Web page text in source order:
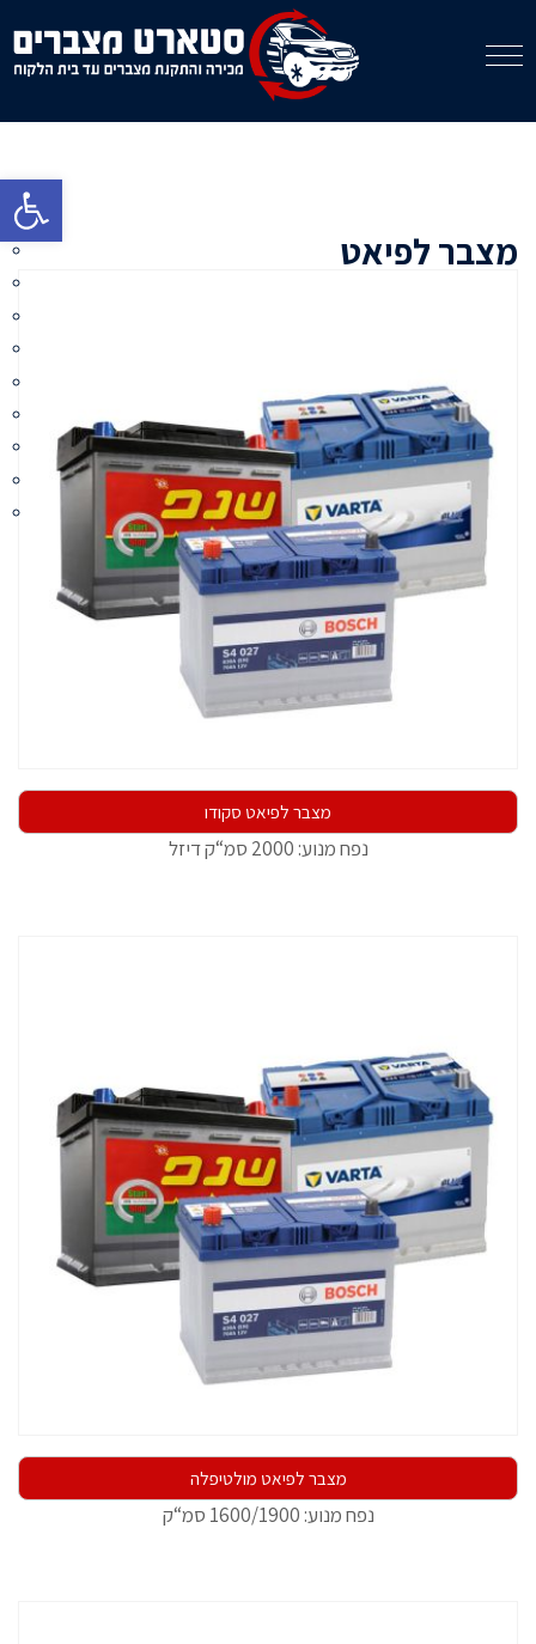
פתח
מצבר לפיאט
מצבר לפיאט סקודו
נפח מנוע: 2000 סמ“ק דיזל
מצבר לפיאט מולטיפלה
נפח מנוע: 1600/1900 סמ“ק